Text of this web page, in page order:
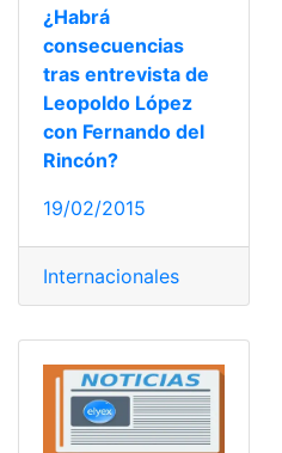
¿Habrá
consecuencias
tras entrevista de
Leopoldo López
con Fernando del
Rincón?
19/02/2015
Internacionales